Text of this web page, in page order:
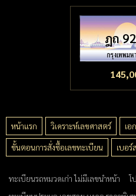
ฎถ
หน้าแรก วิเคราะห์เลขศาสตร์ เอ
ขั้นตอนการสั่งซื้อเลขทะเบียน
เบอร์
ทะเบียนรถหมวดเก่า ไม่มีเลขนำหน้า
โ